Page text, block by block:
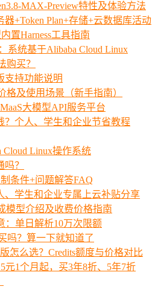
MAX-Preview特性及体验方法
+Token Plan+存储+云数据库活动
置Harness工具指南
系统基于Alibaba Cloud Linux
购买？
支持功能说明
格及使用场景（新手指南）
大模型API服务平台
个人、学生和企业节省教程
Linux操作系统
？
条件+问题解答FAQ
、学生和企业专属上云补贴分享
模型介绍及收费价格指南
：单日解析10万次限额
吗？算一下就知道了
怎么选？Credits额度与价格对比
1个月起，买3年8折、5年7折